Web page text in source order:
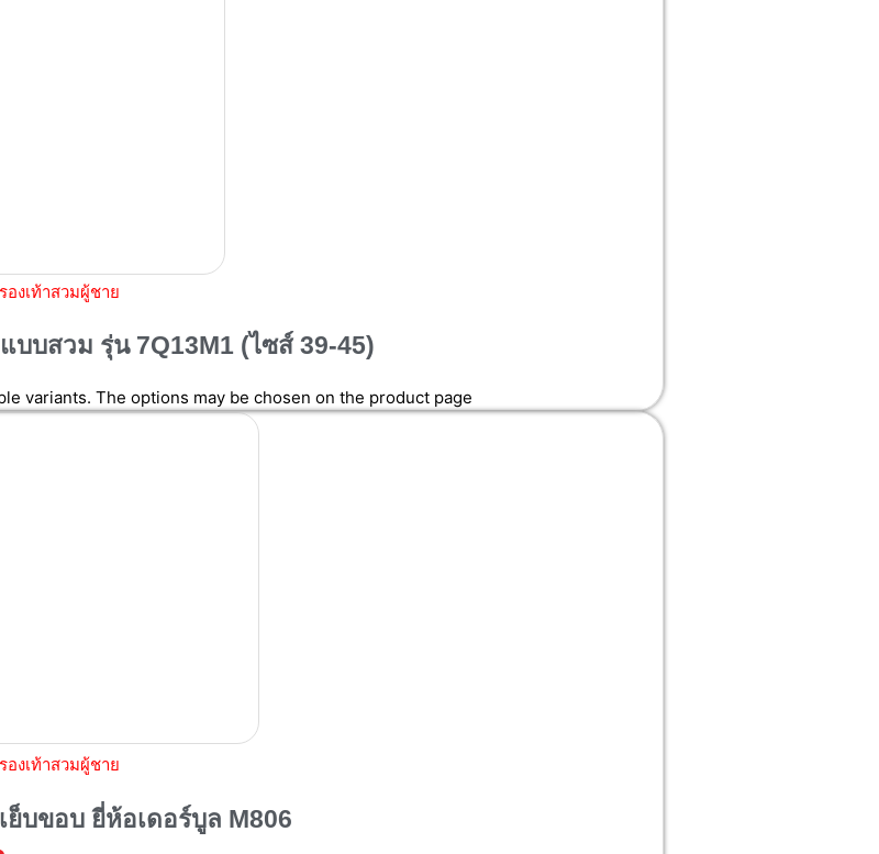
รองเท้าสวมผู้ชาย
บบสวม รุ่น 7Q13M1 (ไซส์ 39-45)
variants. The options may be chosen on the product page
รองเท้าสวมผู้ชาย
ย็บขอบ ยี่ห้อเดอร์บูล M806